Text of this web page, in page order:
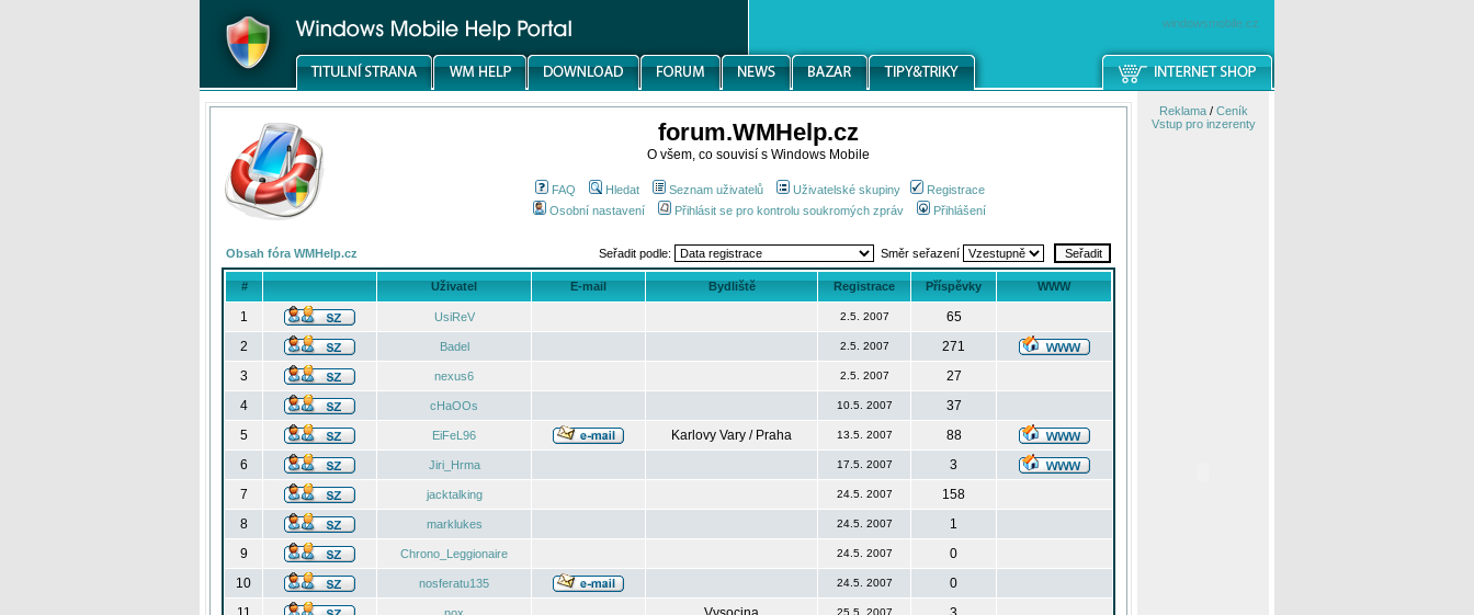
windowsmobile.cz
forum.WMHelp.cz
O všem, co souvisí s Windows Mobile
FAQ Hledat Seznam uživatelů Uživatelské skupiny
Registrace
Osobní nastavení
Přihlásit se pro kontrolu soukromých zpráv Přihlášení
Obsah fóra WMHelp.cz Seřadit podle: Směr seřazení
# Uživatel E-mail Bydliště Registrace Příspěvky WWW
1 UsiReV 2.5. 2007
65
2
Badel 2.5. 2007
271
3
nexus6 2.5. 2007
27
4
cHaOOs 10.5. 2007
37
5
EiFeL96 Karlovy Vary / Praha 13.5. 2007
88
6
Jiri_Hrma 17.5. 2007
3
7
jacktalking 24.5. 2007
158
8
marklukes 24.5. 2007
1
9
Chrono_Leggionaire 24.5. 2007
0
10
nosferatu135 24.5. 2007
0
25.5. 2007
Reklama/ Ceník
Vstup pro inzerenty